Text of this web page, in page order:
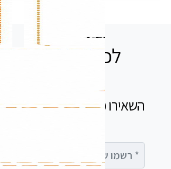
לכל שאלה אנחנו
השאירו פרטים בטופס ומיד
רשמו שם מלא